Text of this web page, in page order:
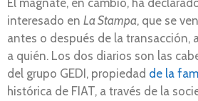
El magnate, en cambio, ha
interesado en La Stampa, que se
antes o después de la transacción,
a quién. Los dos diarios son las
del grupo GEDI, propiedad de la
histórica de FIAT, a través de la